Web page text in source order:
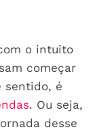
o intuito
começar
sentido, é
. Ou seja,
desse